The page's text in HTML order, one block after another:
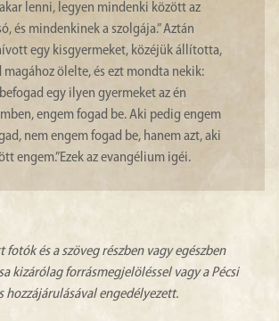
lenni, legyen mindenki között az
és mindenkinek a szolgája.” Aztán
egy kisgyermeket, közéjük állította,
magához ölelte, és ezt mondta nekik:
egy ilyen gyermeket az én
engem fogad be. Aki pedig engem
nem engem fogad be, hanem azt, aki
engem.”Ezek az evangélium igéi.
és a szöveg részben vagy egészben
kizárólag forrásmegjelöléssel vagy a Pécsi
hozzájárulásával engedélyezett.